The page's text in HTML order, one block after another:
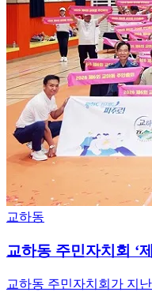
교하동
교하동 주민자치회 ‘
교하동 주민자치회가 지